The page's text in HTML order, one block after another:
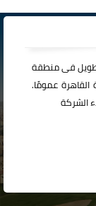
طويل فى منطقة
عمومًا.
الشركة